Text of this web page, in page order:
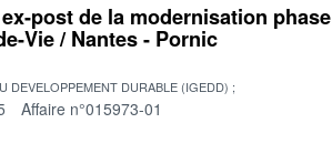
post de la modernisation phase
Vie / Nantes - Pornic
DEVELOPPEMENT DURABLE (IGEDD)
Affaire n°015973-01